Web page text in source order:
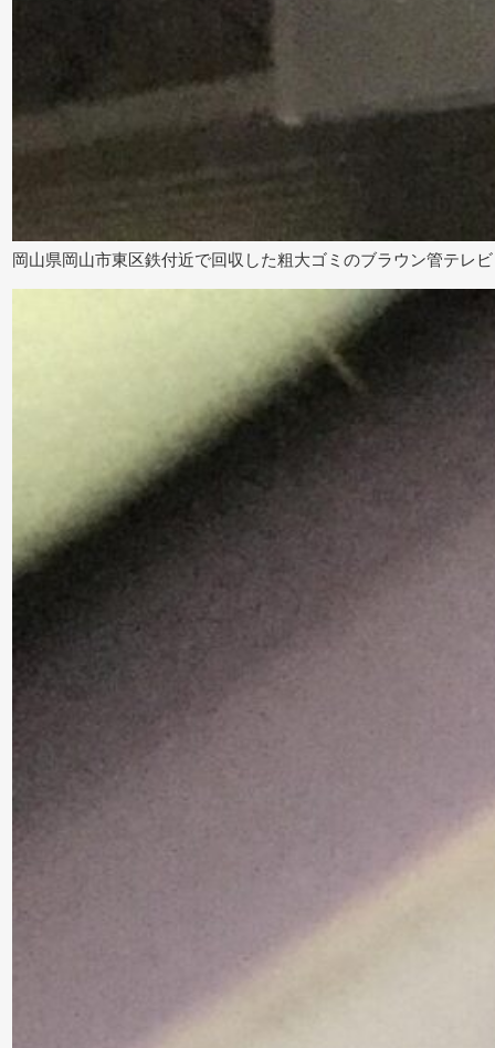
岡山県岡山市東区鉄付近で回収した粗大ゴミのブラウン管テレビ